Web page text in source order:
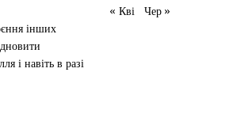
інших
і навіть в разі
« Кві Чер »